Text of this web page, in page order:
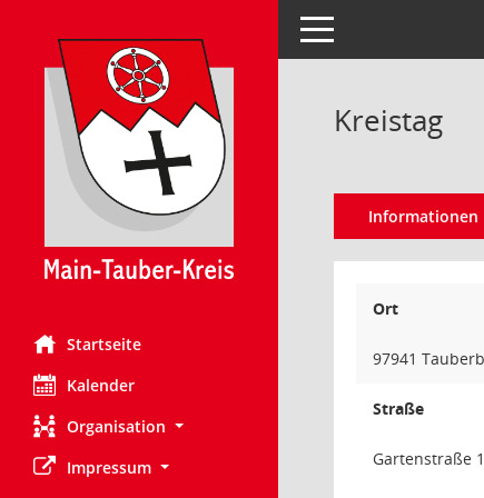
Startseite
Kalender
Organisation
Impressum
Toggle navigation
Kreistag
Informationen
Ort
97941
Straße
Gartenstraße 1